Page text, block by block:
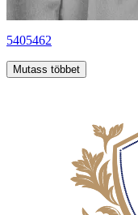
5405462
Mutass többet